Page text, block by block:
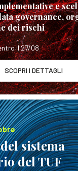
e
governance,
dei rischi
il 27/08
SCOPRI I DETTAGLI
sistema
del TUF